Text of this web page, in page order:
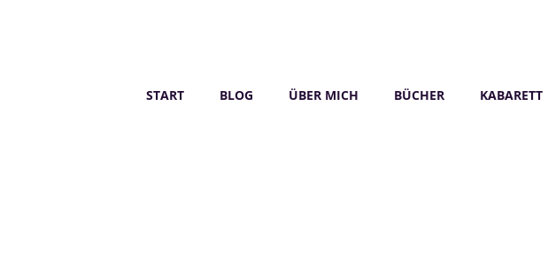
START BLOG ÜBER MICH BÜCHER KABARETT